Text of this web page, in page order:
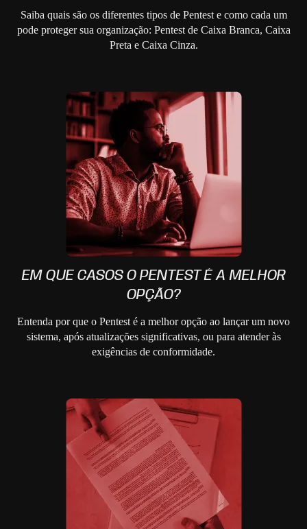
Saiba quais são os diferentes tipos de Pentest e como cada um
pode proteger sua organização: Pentest de Caixa Branca, Caixa
Preta e Caixa Cinza.
EM QUE CASOS O PENTEST É A MELHOR
OPÇÃO?
Entenda por que o Pentest é a melhor opção ao lançar um novo
sistema, após atualizações significativas, ou para atender às
exigências de conformidade.